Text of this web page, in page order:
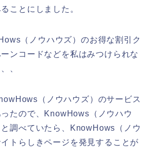
ことにしました。
（ノウハウズ）のお得な割引ク
ンコードなどを私はみつけられな
、
（ノウハウズ）のサービス
たので、KnowHows（ノウハウ
調べていたら、KnowHows（ノウ
トらしきページを発見することが